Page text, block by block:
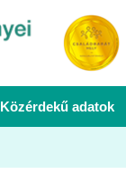
Közérdekű adatok